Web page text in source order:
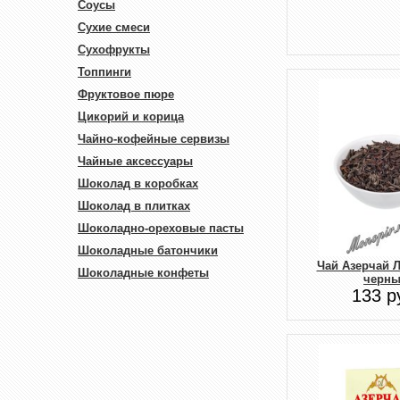
Соусы
Сухие смеси
Сухофрукты
Топпинги
Фруктовое пюре
Цикорий и корица
Чайно-кофейные сервизы
Чайные аксессуары
Шоколад в коробках
Шоколад в плитках
Шоколадно-ореховые пасты
Шоколадные батончики
Шоколадные конфеты
Чай Азерчай
133